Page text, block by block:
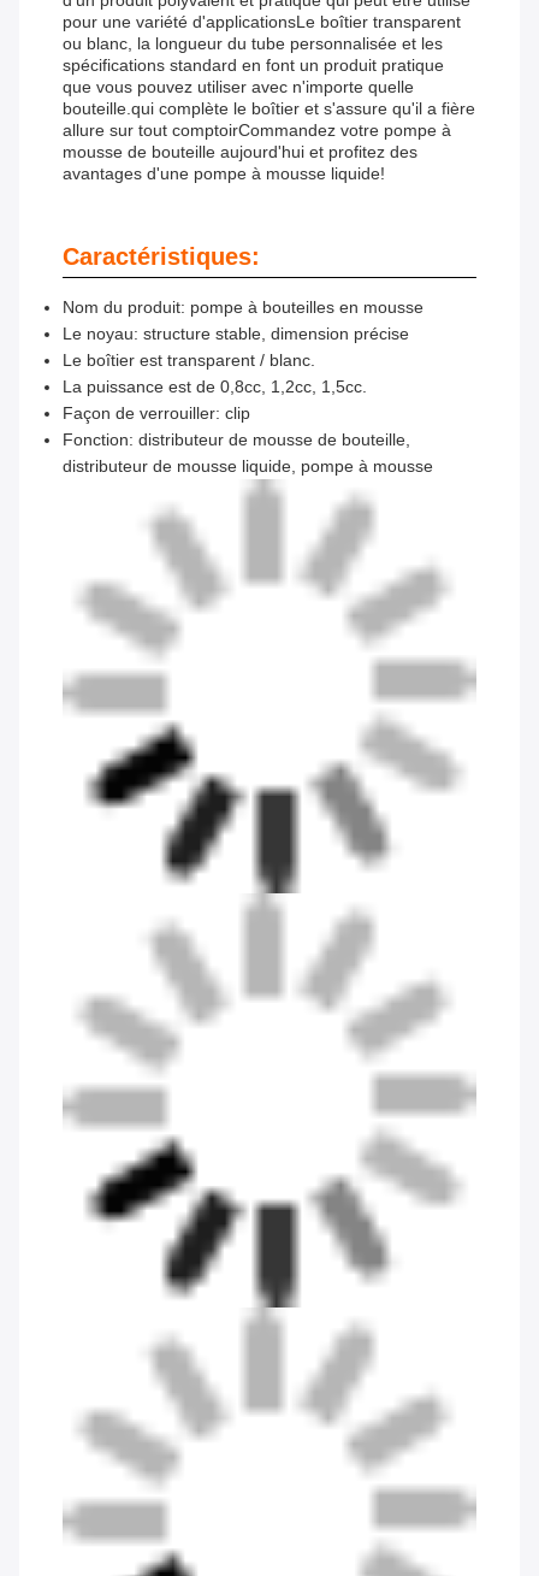
pour une variété d'applicationsLe boîtier transparent
ou blanc, la longueur du tube personnalisée et les
spécifications standard en font un produit pratique
que vous pouvez utiliser avec n'importe quelle
bouteille.qui complète le boîtier et s'assure qu'il a fière
allure sur tout comptoirCommandez votre pompe à
mousse de bouteille aujourd'hui et profitez des
avantages d'une pompe à mousse liquide!
Caractéristiques:
Nom du produit: pompe à bouteilles en mousse
Le noyau: structure stable, dimension précise
Le boîtier est transparent / blanc.
La puissance est de 0,8cc, 1,2cc, 1,5cc.
Façon de verrouiller: clip
Fonction: distributeur de mousse de bouteille,
distributeur de mousse liquide, pompe à mousse